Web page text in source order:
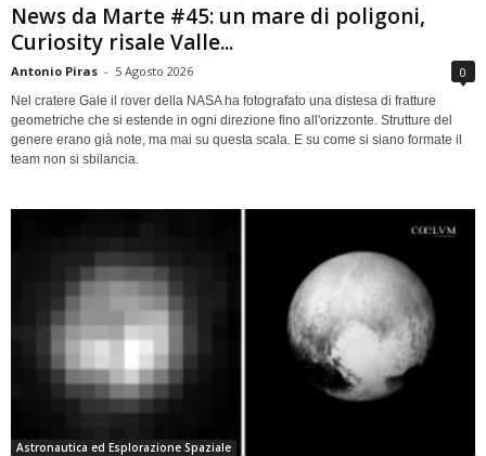
News da Marte #45: un mare di poligoni,
Curiosity risale Valle...
Antonio Piras - 5 Agosto 2026 0
Nel cratere Gale il rover della NASA ha fotografato una distesa di fratture
geometriche che si estende in ogni direzione fino all'orizzonte. Strutture del
genere erano già note, ma mai su questa scala. E su come si siano formate il
team non si sbilancia.
Astronautica ed Esplorazione Spaziale